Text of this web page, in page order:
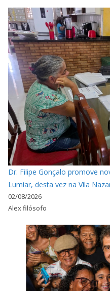
Dr. Filipe Gonçalo promove
Lumiar, desta vez na Vila
02/08/2026
Alex filósofo